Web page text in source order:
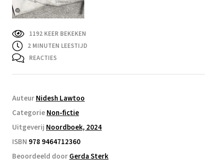
1192 KEER BEKEKEN
2 MINUTEN LEESTIJD
REACTIES
AuteurNidesh Lawtoo
CategorieNon-fictie
Uitgeverij Noordboek, 2024
ISBN 978 9464712360
Beoordeeld doorGerda Sterk